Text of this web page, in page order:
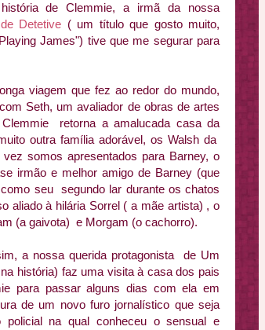
de Clemmie, a irmã da nossa
Detetive ( um título que gosto muito,
James") tive que me segurar para
viagem que fez ao redor do mundo,
Seth, um avaliador de obras de artes
retorna a amalucada casa da
outra família adorável, os Walsh da
somos apresentados para Barney, o
irmão e melhor amigo de Barney (que
seu segundo lar durante os chatos
aliado à hilária Sorrel ( a mãe artista) , o
(a gaivota) e Morgam (o cachorro).
a nossa querida protagonista de Um
história) faz uma visita à casa dos pais
para passar alguns dias com ela em
de um novo furo jornalístico que seja
na qual conheceu o sensual e